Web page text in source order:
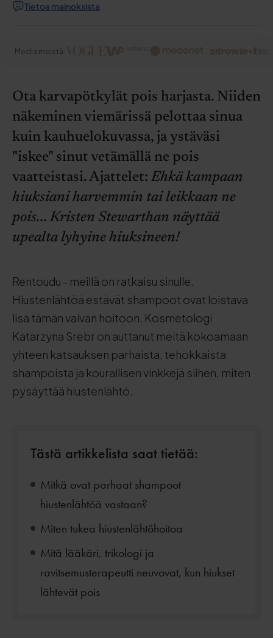
Tietoa mainoksista
Media meistä:
Ota karvapötkylät pois harjasta. Niiden
näkeminen viemärissä pelottaa sinua
kuin kauhuelokuvassa, ja ystäväsi
"iskee" sinut vetämällä ne pois
vaatteistasi. Ajattelet: Ehkä kampaan
hiuksiani harvemmin tai leikkaan ne
pois... Kristen Stewarthan näyttää
upealta lyhyine hiuksineen!
Rentoudu - meillä on ratkaisu sinulle.
Hiustenlähtöä estävät shampoot ovat loistava
lisä tämän vaivan hoitoon. Kosmetologi
Katarzyna Srebr on auttanut meitä kokoamaan
yhteen katsauksen parhaista, tehokkaista
shampoista ja kourallisen vinkkejä siihen, miten
pysäyttää hiustenlähtö.
Tästä artikkelista saat tietää:
Mitkä ovat parhaat shampoot
hiustenlähtöä vastaan?
Miten tukea hiustenlähtöhoitoa
Mitä lääkäri, trikologi ja
ravitsemusterapeutti neuvovat, kun hiukset
lähtevät pois